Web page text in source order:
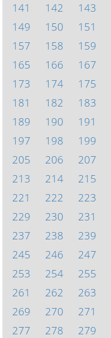
141
142 143
149
150 151
157
158 159
165
166 167
173
174 175
181
182 183
189
190 191
197
198 199
205
206 207
213
214 215
221
222 223
229
230 231
237
238 239
245
246 247
253
254 255
261
262 263
269
270 271
277
278 279